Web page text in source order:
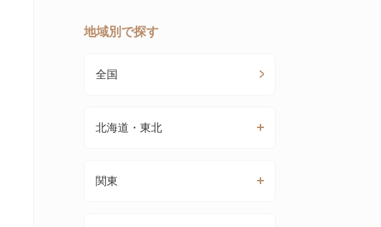
地域別で探す
全国
北海道・東北
関東